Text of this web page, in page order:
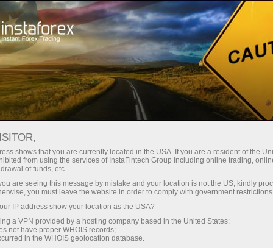
Новости рынка Форекс
ФЬЮЧЕРСЫ НА НЕФТЬ
СНИЗИЛИСЬ ИЗ-ЗА ОПАСЕНИЙ
ПО ПОВОДУ СПРОСА
shows that you are currently located in the USA. If you are a resident of the
from using the services of InstaFintech Group including online trading,
of funds, etc.
are seeing this message by mistake and your location is not the US, kindly
you must leave the website in order to comply with government
IP address show your location as the USA?
a VPN provided by a hosting company based in the United States;
not have proper WHOIS records;
in the WHOIS geolocation database.